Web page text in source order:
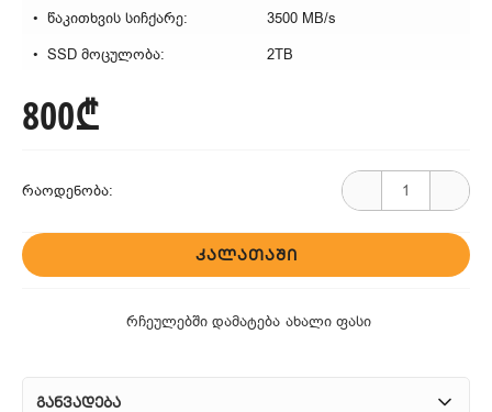
წაკითხვის სიჩქარე:
3500 MB/s
SSD მოცულობა:
2TB
800₾
რაოდენობა:
ᲙᲐᲚᲐᲗᲐᲨᲘ
რჩეულებში დამატება ახალი ფასი
განვადება